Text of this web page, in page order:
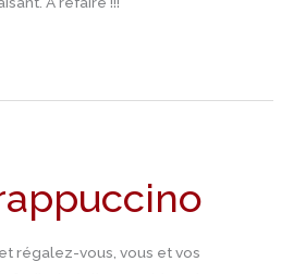
régalez-vous, vous et vos